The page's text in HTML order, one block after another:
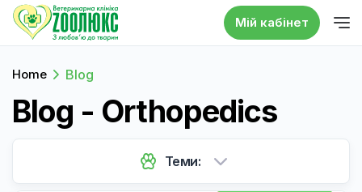
Мій кабінет
Home Blog
Blog - Orthopedics
Теми: